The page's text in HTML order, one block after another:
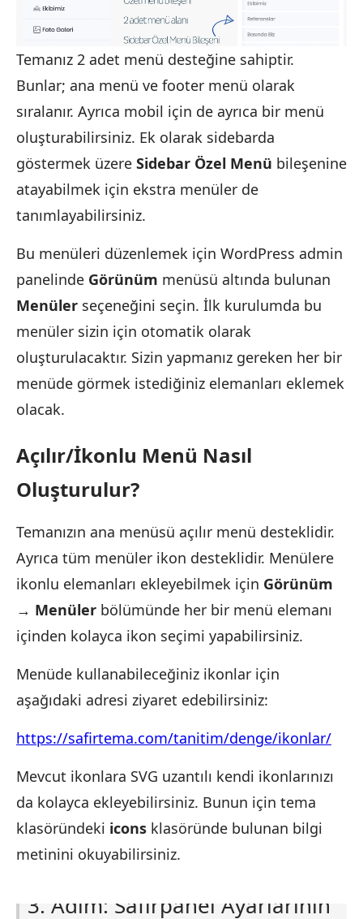
Temanız 2 adet menü desteğine sahiptir.
Bunlar; ana menü ve footer menü olarak
sıralanır. Ayrıca mobil için de ayrıca bir menü
oluşturabilirsiniz. Ek olarak sidebarda
göstermek üzere Sidebar Özel Menü bileşenine
atayabilmek için ekstra menüler de
tanımlayabilirsiniz.
Bu menüleri düzenlemek için WordPress admin
panelinde Görünüm menüsü altında bulunan
Menüler seçeneğini seçin. İlk kurulumda bu
menüler sizin için otomatik olarak
oluşturulacaktır. Sizin yapmanız gereken her bir
menüde görmek istediğiniz elemanları eklemek
olacak.
Açılır/İkonlu Menü Nasıl
Oluşturulur?
Temanızın ana menüsü açılır menü desteklidir.
Ayrıca tüm menüler ikon desteklidir. Menülere
ikonlu elemanları ekleyebilmek için Görünüm
→ Menüler bölümünde her bir menü elemanı
içinden kolayca ikon seçimi yapabilirsiniz.
Menüde kullanabileceğiniz ikonlar için
aşağıdaki adresi ziyaret edebilirsiniz:
https://safirtema.com/tanitim/denge/ikonlar/
Mevcut ikonlara SVG uzantılı kendi ikonlarınızı
da kolayca ekleyebilirsiniz. Bunun için tema
klasöründeki icons klasöründe bulunan bilgi
metinini okuyabilirsiniz.
3. Adım: Safirpanel Ayarlarının